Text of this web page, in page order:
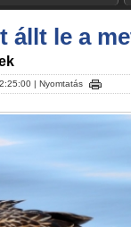
állt le a
| Nyomtatás